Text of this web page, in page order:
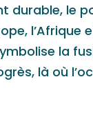
durable, le
l’Afrique
la
là où